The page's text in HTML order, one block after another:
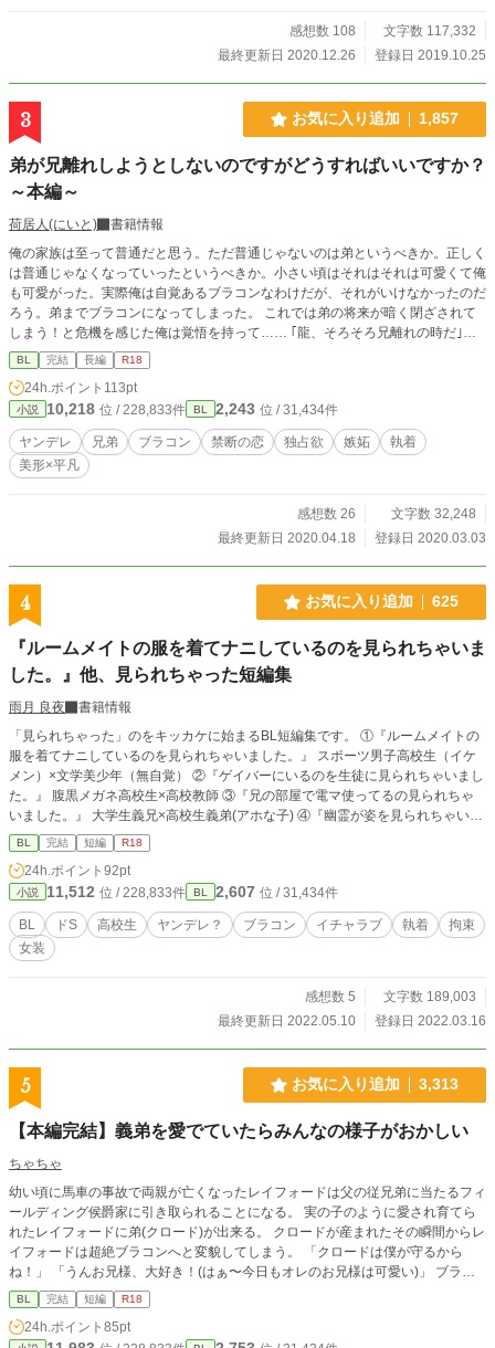
限り更新をしたいと考えています！休みの日に一気に書き上
げて更新調整していきたいと思います。 さっそく感想くださ
確認！ありがとうございます！ 10/28.19時23分人気ランキン
す！ 10/28お気に入り登録数1000越え！11/5お気に入り登録
20年12月25日BL大賞にて奨励賞いただきました！応援して
くださった皆様ありがとうございます！
感想数 108
文字数 117,332
最終更新日 2020.12.26
登録日 2019.10.25
3 お気に入り追加 1,857
弟が兄離れしようとしないのですがどうすればいいですか？
～本編～
荷居人(にいと)
書籍情報
俺の家族は至って普通だと思う。ただ普通じゃないのは弟というべきか。正しく
は普通じゃなくなっていったというべきか。小さい頃はそれはそれは可愛くて俺
も可愛がった。実際俺は自覚あるブラコンなわけだが、それがいけなかったのだ
ろう。弟までブラコンになってしまった。 これでは弟の将来が暗く閉ざされて
しまう！と危機を感じた俺は覚悟を持って…… ｢龍、そろそろ兄離れの時だ｣
｢………は？｣ その日初めて弟が怖いと思いました。
BL 完結 長編 R18
24h.ポイント 113pt
小説 10,218 位 / 228,833件 BL 2,243 位 / 31,434件
ヤンデレ 兄弟 ブラコン 禁断の恋 独占欲 嫉妬
執着
美形×平凡
感想数 26
文字数 32,248
最終更新日 2020.04.18
登録日 2020.03.03
4 お気に入り追加 625
『ルームメイトの服を着てナニしているのを見られちゃいま
した。』他、見られちゃった短編集
雨月 良夜
書籍情報
「見られちゃった」のをキッカケに始まるBL短編集です。 ①『ルームメイトの
服を着てナニしているのを見られちゃいました。』 スポーツ男子高校生（イケ
メン）×文学美少年（無自覚） ②『ゲイバーにいるのを生徒に見られちゃいまし
た。』 腹黒メガネ高校生×高校教師 ③『兄の部屋で電マ使ってるの見られちゃ
いました。』 大学生義兄×高校生義弟(アホな子) ④『幽霊が姿を見られちゃいま
した。(ついでに身体も触られちゃいました。)』 男子大学生×地縛霊 ⑤『ご主人
様に専属執事を辞める、異動届けを見られちゃいました。』 ご主人様×専属執事
⑥『同級生に女装コスプレしてたのを見られちゃいました。』 同級生(ちょっと
ヤンキー)×高校生(気弱) R18的な話には※をつけるようにしました。よろしくお
願いします。
BL 完結 短編 R18
24h.ポイント 92pt
小説 11,512 位 / 228,833件 BL 2,607 位 / 31,434件
BL ドS 高校生 ヤンデレ？ ブラコン イチャラブ 執着
拘束
女装
感想数 5
文字数 189,003
最終更新日 2022.05.10
登録日 2022.03.16
5 お気に入り追加 3,313
【本編完結】義弟を愛でていたらみんなの様子がおかしい
ちゃちゃ
幼い頃に馬車の事故で両親が亡くなったレイフォードは父の従兄弟に当たるフィ
ールディング侯爵家に引き取られることになる。 実の子のように愛され育てら
れたレイフォードに弟(クロード)が出来る。 クロードが産まれたその瞬間からレ
イフォードは超絶ブラコンへと変貌してしまう。 「クロードは僕が守るから
ね！」 「うんお兄様、大好き！(はぁ〜今日もオレのお兄様は可愛い)」 ブラコ
ン過ぎて弟の前でだけは様子がおかしくなるレイフォードと、そんなレイフォー
ドを見守るたまに様子のおかしい周りの人たち。 知らぬは主人公のみ。 本編は
21話で完結です。 その後の話や番外編を投稿します。
BL 完結 短編 R18
24h.ポイント 85pt